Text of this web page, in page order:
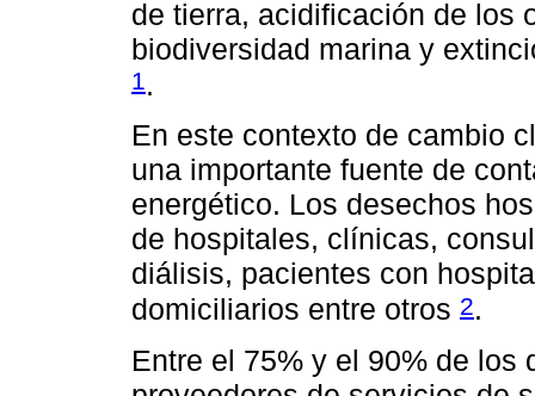
de tierra, acidificación de los
biodiversidad marina y
1.
En este contexto de cambio
una importante fuente de
energético. Los desechos
de hospitales, clínicas,
diálisis, pacientes con
domiciliarios entre otros 2.
Entre el 75% y el 90% de los